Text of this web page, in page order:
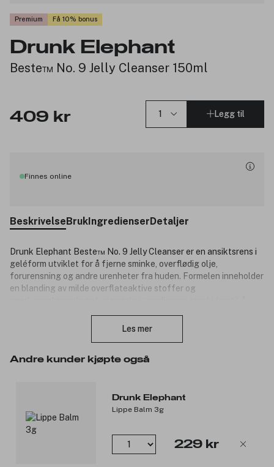
Premium Få 10% bonus
Drunk Elephant
Beste™ No. 9 Jelly Cleanser 150ml
409 kr Legg til
Finnes online
BeskrivelseBrukIngredienserDetaljer
Drunk Elephant Beste™ No. 9 Jelly Cleanser er en ansiktsrens i
geléform utviklet for å fjerne sminke, overflødig olje,
forurensning og andre urenheter fra huden. Formelen inneholder
en blanding av milde overflateaktive stoffer og
rester og etterlater huden ren og myk. Produktet er utviklet uten
Produktnummer:3352975
Les mer
Andre kunder kjøpte også
Drunk Elephant
Lippe Balm 3g
229 kr